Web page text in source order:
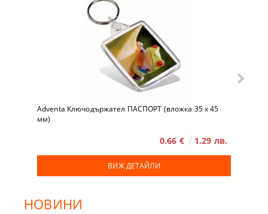
Adventa Ключодържател ПАСПОРТ (вложка 35 x 45
мм)
0.66 € 1.29 лв.
ВИЖ ДЕТАЙЛИ
НОВИНИ